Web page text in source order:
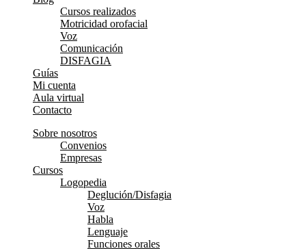
Cursos realizados
Motricidad orofacial
Voz
Comunicación
DISFAGIA
Guías
Mi cuenta
Aula virtual
Contacto
Sobre nosotros
Convenios
Empresas
Cursos
Logopedia
Deglución/Disfagia
Voz
Habla
Lenguaje
Funciones orales